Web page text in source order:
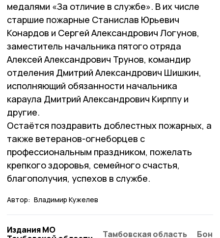
медалями «За отличие в службе». В их числе
старшие пожарные Станислав Юрьевич
Конардов и Сергей Александрович Логунов,
заместитель начальника пятого отряда
Алексей Александрович Трунов, командир
отделения Дмитрий Александрович Шишкин,
исполняющий обязанности начальника
караула Дмитрий Александрович Кирппу и
другие.
Остаётся поздравить доблестных пожарных, а
также ветеранов-огнеборцев с
профессиональным праздником, пожелать
крепкого здоровья, семейного счастья,
благополучия, успехов в службе.
Автор: Владимир Кужелев
Издания МО
Тамбовская область